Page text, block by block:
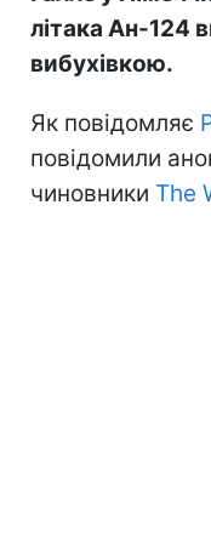
літака Ан-124
вибухівкою.
Як повідомляє
повідомили
чиновники The